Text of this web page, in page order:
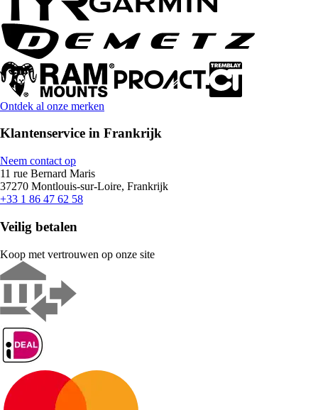
Ontdek al onze merken
Klantenservice in Frankrijk
Neem contact op
11 rue Bernard Maris
37270 Montlouis-sur-Loire, Frankrijk
+33 1 86 47 62 58
Veilig betalen
Koop met vertrouwen op onze site